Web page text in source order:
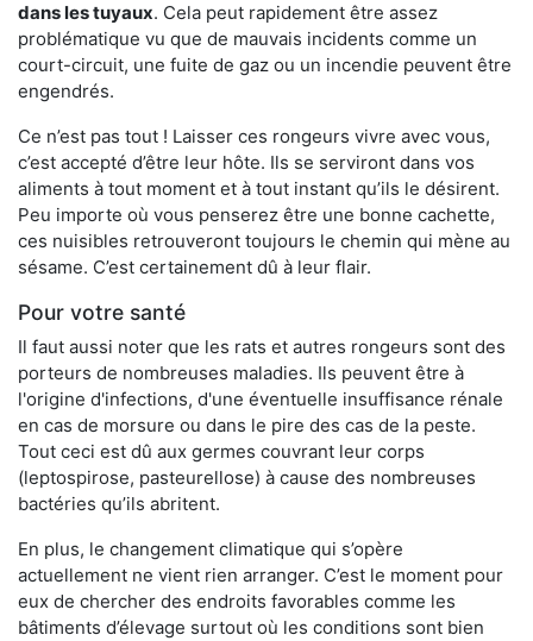
dans les tuyaux. Cela peut rapidement être assez
problématique vu que de mauvais incidents comme un
court-circuit, une fuite de gaz ou un incendie peuvent être
engendrés.
Ce n’est pas tout ! Laisser ces rongeurs vivre avec vous,
c’est accepté d’être leur hôte. Ils se serviront dans vos
aliments à tout moment et à tout instant qu’ils le désirent.
Peu importe où vous penserez être une bonne cachette,
ces nuisibles retrouveront toujours le chemin qui mène au
sésame. C’est certainement dû à leur flair.
Pour votre santé
Il faut aussi noter que les rats et autres rongeurs sont des
porteurs de nombreuses maladies. Ils peuvent être à
l'origine d'infections, d'une éventuelle insuffisance rénale
en cas de morsure ou dans le pire des cas de la peste.
Tout ceci est dû aux germes couvrant leur corps
(leptospirose, pasteurellose) à cause des nombreuses
bactéries qu’ils abritent.
En plus, le changement climatique qui s’opère
actuellement ne vient rien arranger. C’est le moment pour
eux de chercher des endroits favorables comme les
bâtiments d’élevage surtout où les conditions sont bien